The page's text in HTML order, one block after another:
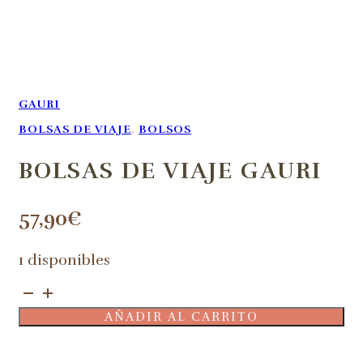
GAURI
BOLSAS DE VIAJE, BOLSOS
BOLSAS DE VIAJE GAURI
57,90€
1 disponibles
Bolsas
de
viaje
AÑADIR AL CARRITO